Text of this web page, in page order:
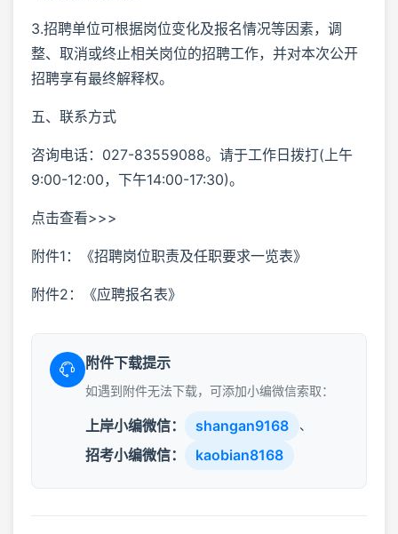
3.招聘单位可根据岗位变化及报名情况等因素，调
整、取消或终止相关岗位的招聘工作，并对本次公开
招聘享有最终解释权。
五、联系方式
咨询电话：027-83559088。请于工作日拨打(上午
9:00-12:00，下午14:00-17:30)。
点击查看>>>
附件1：《招聘岗位职责及任职要求一览表》
附件2：《应聘报名表》
附件下载提示
如遇到附件无法下载，可添加小编微信索取：
上岸小编微信： shangan9168 、
招考小编微信： kaobian8168